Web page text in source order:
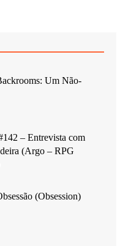
Um Não-
– Entrevista com
(Argo – RPG
(Obsession)